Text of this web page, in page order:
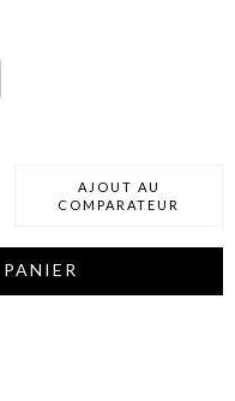
AJOUT AU
COMPARATEUR